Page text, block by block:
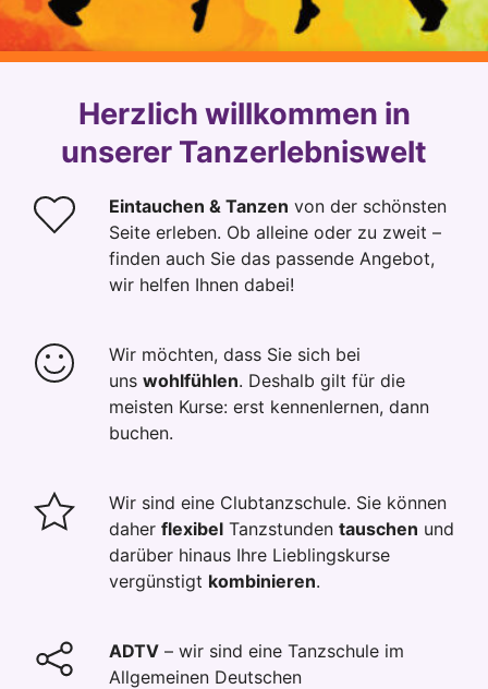
Herzlich willkommen in
unserer Tanzerlebniswelt
Eintauchen & Tanzen von der schönsten
Seite erleben. Ob alleine oder zu zweit –
finden auch Sie das passende Angebot,
wir helfen Ihnen dabei!
Wir möchten, dass Sie sich bei
uns wohlfühlen. Deshalb gilt für die
meisten Kurse: erst kennenlernen, dann
buchen.
Wir sind eine Clubtanzschule. Sie können
daher flexibelTanzstunden tauschen und
darüber hinaus Ihre Lieblingskurse
vergünstigt kombinieren.
ADTV– wir sind eine Tanzschule im
Allgemeinen Deutschen